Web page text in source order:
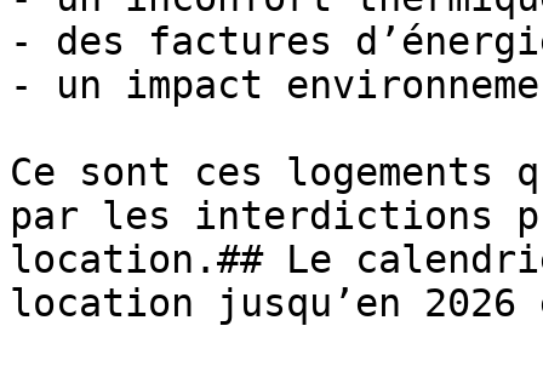
- des factures
- un impact
Ce sont ces logements
par les interdictions
location.## Le
location jusqu’en 2026